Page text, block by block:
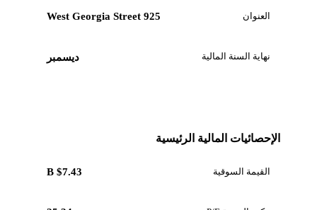
العنوان 925 West Georgia Street
نهاية السنة المالية ديسمبر
الإحصائيات المالية الرئيسية
القيمة السوقية $7.43 B